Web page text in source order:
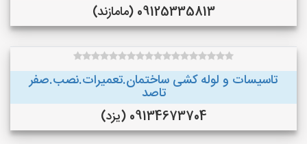
09125335813 (مامازند)
تاسیسات و لوله کشی ساختمان.تعمیرات.نصب.صفر
تاصد
09134673704 (یزد)